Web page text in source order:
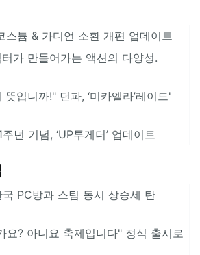
스튬 & 가디언 소환 개편 업데이트
가 만들어가는 액션의 다양성.
입니까!" 던파, ‘미카엘라’레이드'
년 기념, ‘UP투게더’ 업데이트
PC방과 스팀 동시 상승세 탄
요? 아니요 축제입니다" 정식 출시로